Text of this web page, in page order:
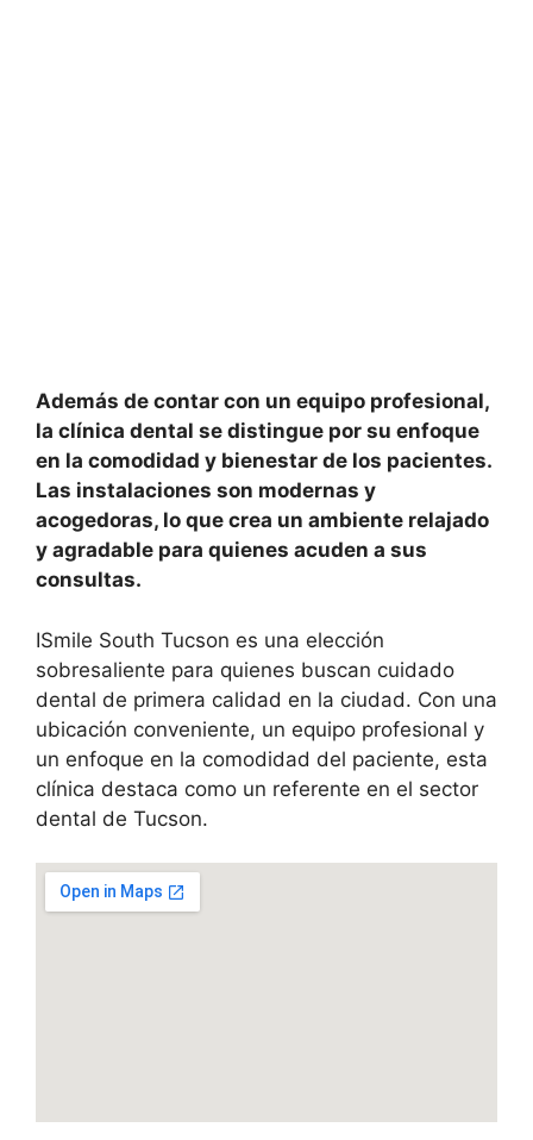
Además de contar con un equipo profesional,
la clínica dental se distingue por su enfoque
en la comodidad y bienestar de los pacientes.
Las instalaciones son modernas y
acogedoras, lo que crea un ambiente relajado
y agradable para quienes acuden a sus
consultas.
ISmile South Tucson es una elección
sobresaliente para quienes buscan cuidado
dental de primera calidad en la ciudad. Con una
ubicación conveniente, un equipo profesional y
un enfoque en la comodidad del paciente, esta
clínica destaca como un referente en el sector
dental de Tucson.